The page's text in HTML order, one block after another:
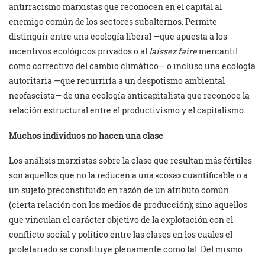
antirracismo marxistas que reconocen en el capital al
enemigo común de los sectores subalternos. Permite
distinguir entre una ecología liberal —que apuesta a los
incentivos ecológicos privados o allaissez fairemercantil
como correctivo del cambio climático— o incluso una ecología
autoritaria —que recurriría a un despotismo ambiental
neofascista— de una ecología anticapitalista que reconoce la
relación estructural entre el productivismo y el capitalismo.
Muchos individuos no hacen una clase
Los análisis marxistas sobre la clase que resultan más fértiles
son aquellos que no la reducen a una «cosa» cuantificable o a
un sujeto preconstituido en razón de un atributo común
(cierta relación con los medios de producción); sino aquellos
que vinculan el carácter objetivo de la explotación con el
conflicto social y político entre las clases en los cuales el
proletariado se constituye plenamente como tal. Del mismo